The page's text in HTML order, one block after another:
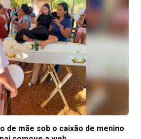
de mãe sob o caixão de menino